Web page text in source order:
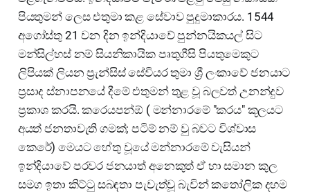
පියතුමන් ලෙස එතුමා කළ සේවාව පුදුමාකාරය. 1544
අගෝස්තු 21 වන දින ඉන්දියාවේ පුන්නයිකයල් සිට
මන්සිල්හස් නම් සියනිකායික පෘතුගීසි පියතුමෙකුට
ලිපියක් ලියන ප්‍රැන්සිස් සේවියර තුමා ශ්‍රී ලංකාවේ ජනයාට
ප්‍රසාද ස්නාපනයේ දීමේ එතුමන් තුළ වූ බලවත් උනන්දුව
ප්‍රකාශ කරයි. කරෙයපන්ඕ ( මන්නාරමේ "කරය" කූලයට
අයත් ජනතාවැති ගමක්; පටිම් නම් වු බවට විශ්වාස
කෙරේ) මෙයට හේතු වූයේ මන්නාරමේ වැසියන්
ඉන්දියාවේ පරවර ජනයාත් අනෙකුත් ඒ හා සමාන කුල
සමග ඉතා කිට්ටු සබඳතා පැවැත්වූ බැවින් කතෝලික දහම